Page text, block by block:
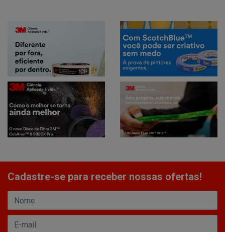
Cadastre-se para receber nossas ofertas!